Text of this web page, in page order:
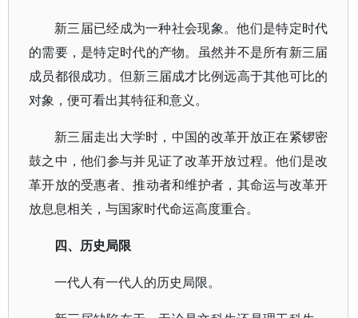
新三届已经成为一种社会现象。他们是特定时代
的需要，是特定时代的产物。虽然并不是所有新三届
成员都很成功。但新三届成才比例远高于其他可比的
对象，便可看出其特征和意义。
新三届走出大学时，中国的改革开放正在紧锣密
鼓之中，他们参与并见证了改革开放过程。他们是改
革开放的受惠者、推动者和维护者，其命运与改革开
放息息相关，与国家时代命运高度重合。
四、历史局限
一代人有一代人的历史局限。